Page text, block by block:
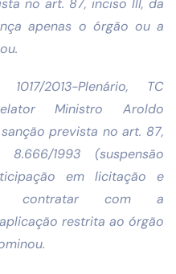
no art. 87, inciso III, da
apenas o órgão ou a
2013-Plenário, TC
Ministro Aroldo
sanção prevista no art. 87,
1993 (suspensão
em licitação e
contratar com a
restrita ao órgão